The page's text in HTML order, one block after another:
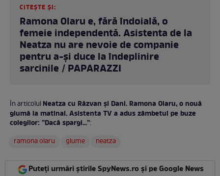
CITEȘTE ȘI:
Ramona Olaru e, fără îndoială, o
femeie independentă. Asistenta de la
Neatza nu are nevoie de companie
pentru a-și duce la îndeplinire
sarcinile / PAPARAZZI
În articolulNeatza cu Răzvan și Dani. Ramona Olaru, o nouă
glumă la matinal. Asistenta TV a adus zâmbetul pe buze
colegilor: ”Dacă spargi...”:
ramona olaru
glume neatza
Puteți urmări știrile SpyNews.ro și pe Google News